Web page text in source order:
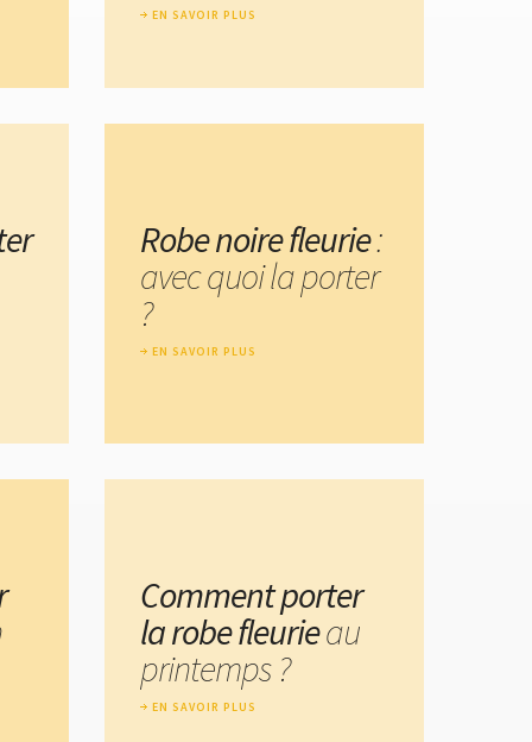
EN SAVOIR PLUS
Robe noire fleurie:
avec quoi la porter
?
EN SAVOIR PLUS
Comment porter
la robe fleurieau
printemps ?
EN SAVOIR PLUS